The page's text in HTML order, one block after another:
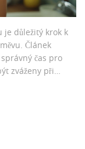
důležitý krok k
Článek
čas pro
zváženy při